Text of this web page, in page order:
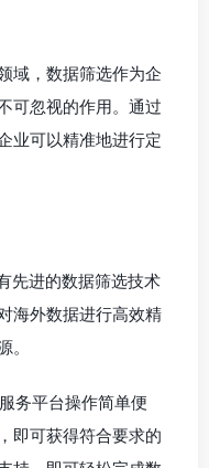
域，数据筛选作为企
可忽视的作用。通过
业可以精准地进行定
先进的数据筛选技术
海外数据进行高效精
务平台操作简单便
即可获得符合要求的